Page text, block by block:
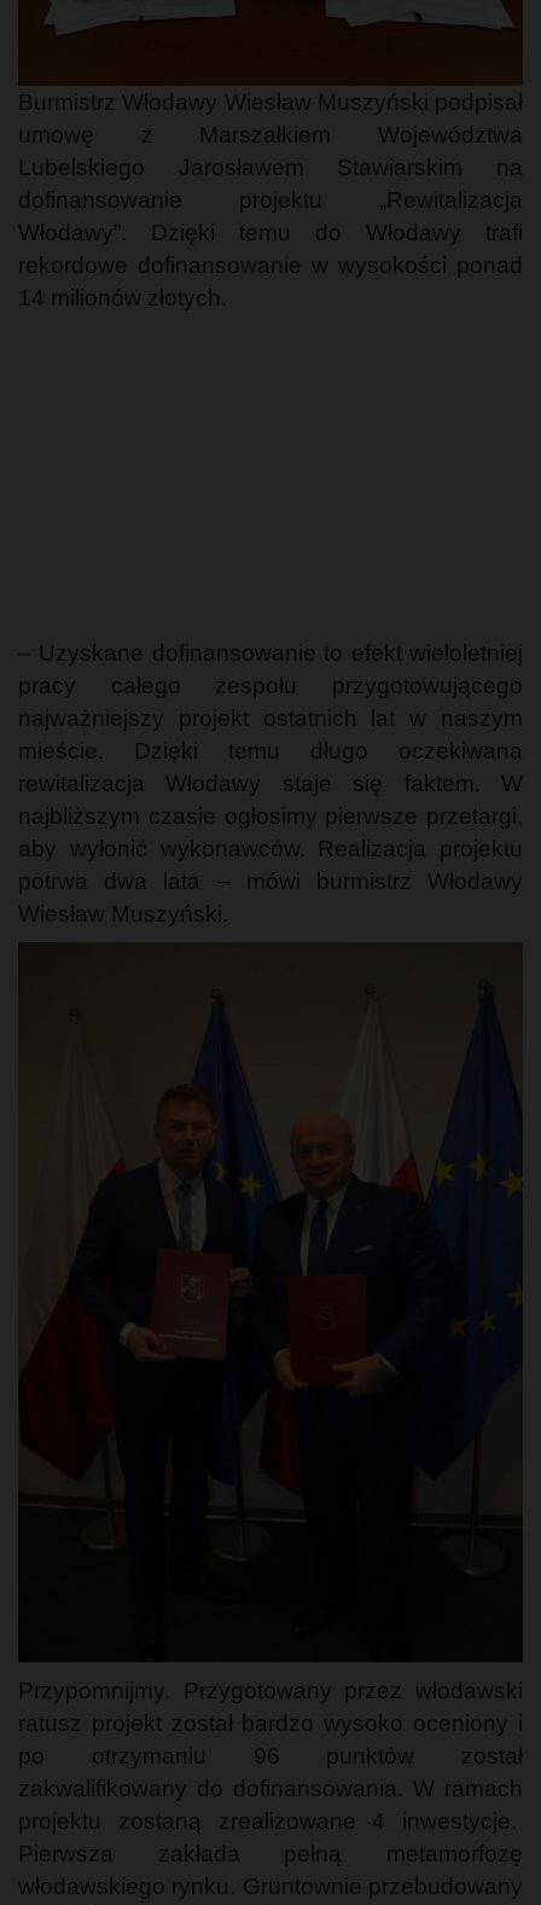
Burmistrz Włodawy Wiesław Muszyński podpisał
umowę z Marszałkiem Województwa
Lubelskiego Jarosławem Stawiarskim na
dofinansowanie projektu „Rewitalizacja
Włodawy”. Dzięki temu do Włodawy trafi
rekordowe dofinansowanie w wysokości ponad
14 milionów złotych.
– Uzyskane dofinansowanie to efekt wieloletniej
pracy całego zespołu przygotowującego
najważniejszy projekt ostatnich lat w naszym
mieście. Dzięki temu długo oczekiwana
rewitalizacja Włodawy staje się faktem. W
najbliższym czasie ogłosimy pierwsze przetargi,
aby wyłonić wykonawców. Realizacja projektu
potrwa dwa lata – mówi burmistrz Włodawy
Wiesław Muszyński.
Przypomnijmy. Przygotowany przez włodawski
ratusz projekt został bardzo wysoko oceniony i
po otrzymaniu 96 punktów został
zakwalifikowany do dofinansowania. W ramach
projektu zostaną zrealizowane 4 inwestycje.
Pierwsza zakłada pełną metamorfozę
włodawskiego rynku. Gruntownie przebudowany